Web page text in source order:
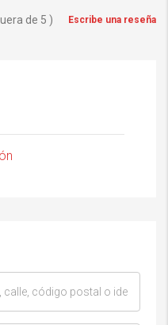
de 5 ) Escribe una reseña